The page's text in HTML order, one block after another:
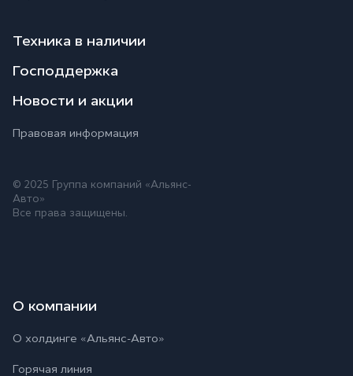
Техника в наличии
Господдержка
Новости и акции
Правовая информация
© 2025 Группа компаний «Альянс-
Авто»
Все права защищены.
О компании
О холдинге «Альянс-Авто»
Горячая линия